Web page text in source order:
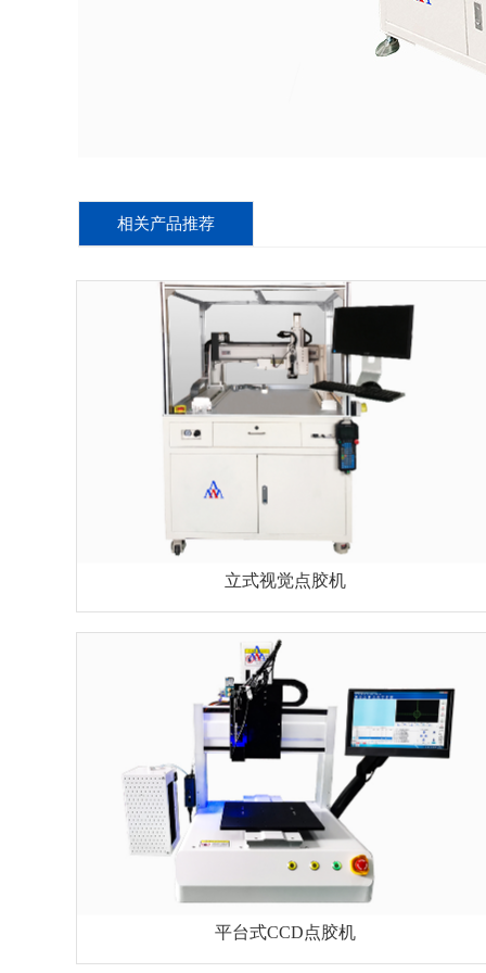
相关产品推荐
立式视觉点胶机
平台式CCD点胶机